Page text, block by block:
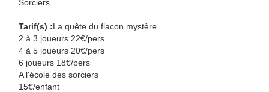
Sorciers
Tarif(s) :La quête du flacon mystère
2 à 3 joueurs 22€/pers
4 à 5 joueurs 20€/pers
6 joueurs 18€/pers
A l'école des sorciers
15€/enfant